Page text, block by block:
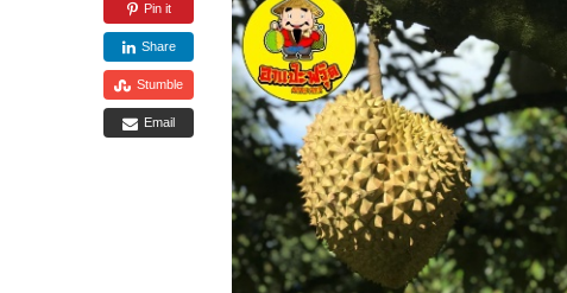
Pin it
Share
Stumble
Email